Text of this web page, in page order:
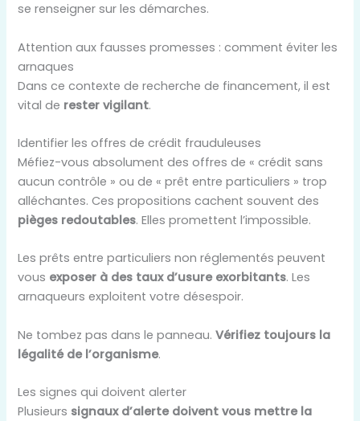
se renseigner sur les démarches.
Attention aux fausses promesses : comment éviter les
arnaques
Dans ce contexte de recherche de financement, il est
vital de rester vigilant.
Identifier les offres de crédit frauduleuses
Méfiez-vous absolument des offres de « crédit sans
aucun contrôle » ou de « prêt entre particuliers » trop
alléchantes. Ces propositions cachent souvent des
pièges redoutables. Elles promettent l’impossible.
Les prêts entre particuliers non réglementés peuvent
vous exposer à des taux d’usure exorbitants. Les
arnaqueurs exploitent votre désespoir.
Ne tombez pas dans le panneau.Vérifiez toujours la
légalité de l’organisme.
Les signes qui doivent alerter
Plusieurs signaux d’alerte doivent vous mettre la